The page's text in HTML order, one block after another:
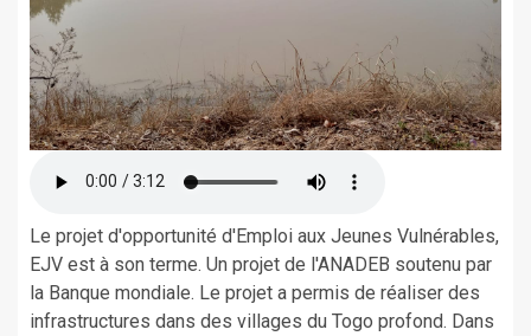
Le projet d'opportunité d'Emploi aux Jeunes Vulnérables,
EJV est à son terme. Un projet de l'ANADEB soutenu par
la Banque mondiale. Le projet a permis de réaliser des
infrastructures dans des villages du Togo profond. Dans